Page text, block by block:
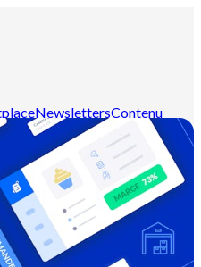
NewslettersContenu
APIDocumentation MCP